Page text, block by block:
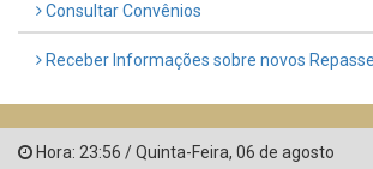
Consultar Convênios
Receber Informações sobre novos
Hora: 23:56 /Quinta-Feira, 06 de agosto